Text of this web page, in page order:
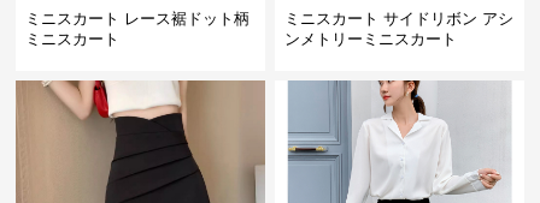
ミニスカート レース裾ドット柄
ミニスカート
ミニスカート サイドリボン アシ
ンメトリーミニスカート